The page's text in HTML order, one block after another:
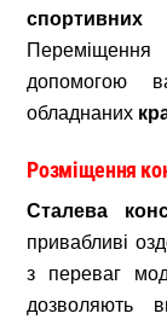
спортивних
допомогою
обладнаних
Розміщення
Сталева
привабливі
з переваг
дозволяють